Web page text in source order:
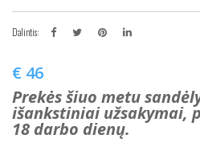
Dalintis:
€ 46
Prekės šiuo metu
išankstiniai užsakymai,
18 darbo dienų.